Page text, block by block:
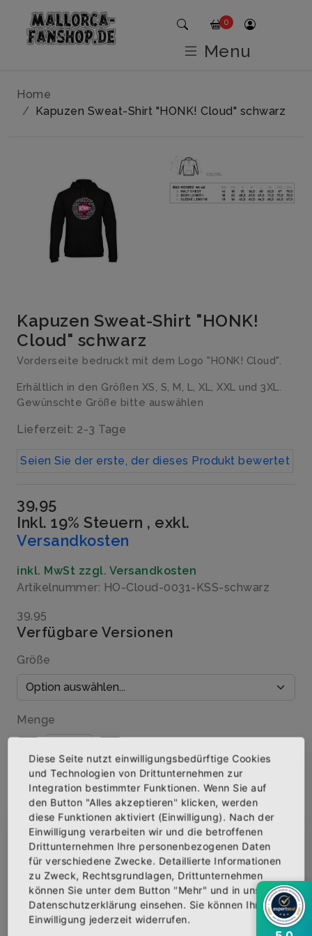
Home
Kapuzen Sweat-Shirt "HONK! Cloud" schwarz
Kapuzen Sweat-Shirt "HONK!
Cloud" schwarz
Vorderseite bedruckt mit dem Logo "HONK! Cloud".
Erhältlich in den Größen XS, S, M, L, XL, XXL und 3XL.
Gewünschte Größe bitte auswählen
Lieferzeit: 2-3 Tage
Seien Sie der erste, der dieses Produkt bewertet
39,95
Inkl. 19% Steuern , exkl.
Versandkosten
inkl. MwSt zzgl. Versandkosten
Artikelnummer: HO-Cloud-0031-KSS-schwarz
39,95
Verfügbare Versionen
Größe
Menge
IN DEN WARENKORB
AUF DIE WUNSCHLISTE
BESCHREIBUNG INFOS BEWERTUNGEN
Über den Artikel
Abonniere jetzt unseren Newsletter
Bekomme die aktuellsten News über neue
Produkte und zudem einen 10% Gutschein für
deine nächste Bestellung.
0
Menu
Diese Seite nutzt einwilligungsbedürftige Cookies
und Technologien von Drittunternehmen zur
Integration bestimmter Funktionen. Wenn Sie auf
den Button "Alles akzeptieren" klicken, werden
diese Funktionen aktiviert (Einwilligung). Nach der
Einwilligung verarbeiten wir und die betroffenen
Drittunternehmen Ihre personenbezogenen Daten
für verschiedene Zwecke. Detaillierte Informationen
zu Zweck, Rechtsgrundlagen, Drittunternehmen
können Sie unter dem Button "Mehr" und in unserer
Datenschutzerklärung einsehen. Sie können Ihre
Einwilligung jederzeit widerrufen.